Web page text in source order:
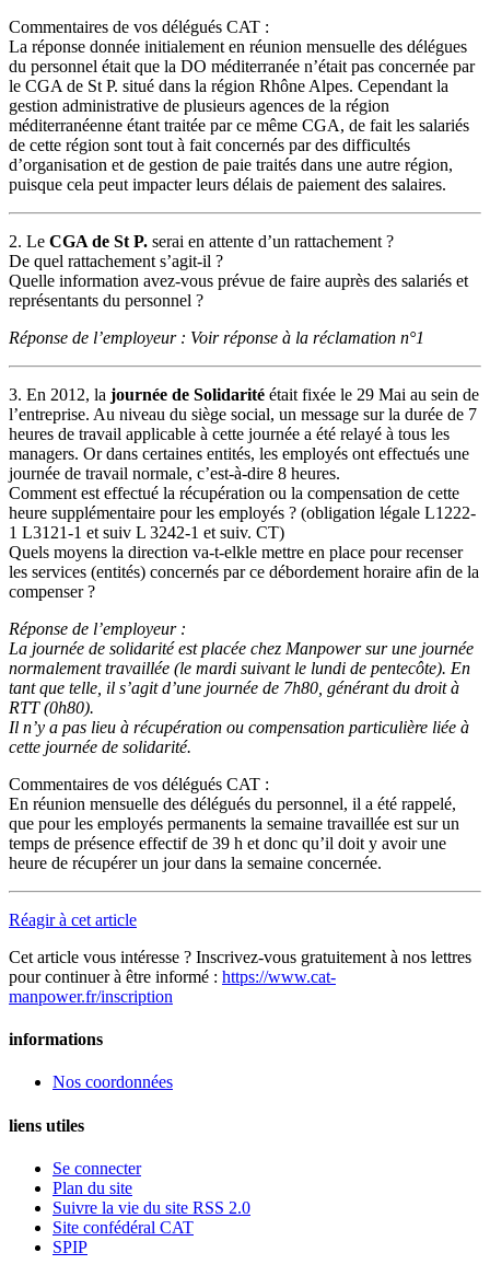
Commentaires de vos délégués CAT :
La réponse donnée initialement en réunion mensuelle des délégues
du personnel était que la DO méditerranée n’était pas concernée par
le CGA de St P. situé dans la région Rhône Alpes. Cependant la
gestion administrative de plusieurs agences de la région
méditerranéenne étant traitée par ce même CGA, de fait les salariés
de cette région sont tout à fait concernés par des difficultés
d’organisation et de gestion de paie traités dans une autre région,
puisque cela peut impacter leurs délais de paiement des salaires.
2. Le CGA de St P. serai en attente d’un rattachement ?
De quel rattachement s’agit-il ?
Quelle information avez-vous prévue de faire auprès des salariés et
représentants du personnel ?
Réponse de l’employeur : Voir réponse à la réclamation n°1
3. En 2012, la journée de Solidarité était fixée le 29 Mai au sein de
l’entreprise. Au niveau du siège social, un message sur la durée de 7
heures de travail applicable à cette journée a été relayé à tous les
managers. Or dans certaines entités, les employés ont effectués une
journée de travail normale, c’est-à-dire 8 heures.
Comment est effectué la récupération ou la compensation de cette
heure supplémentaire pour les employés ? (obligation légale L1222-
1 L3121-1 et suiv L 3242-1 et suiv. CT)
Quels moyens la direction va-t-elkle mettre en place pour recenser
les services (entités) concernés par ce débordement horaire afin de la
compenser ?
Réponse de l’employeur :
La journée de solidarité est placée chez Manpower sur une journée
normalement travaillée (le mardi suivant le lundi de pentecôte). En
tant que telle, il s’agit d’une journée de 7h80, générant du droit à
RTT (0h80).
Il n’y a pas lieu à récupération ou compensation particulière liée à
cette journée de solidarité.
Commentaires de vos délégués CAT :
En réunion mensuelle des délégués du personnel, il a été rappelé,
que pour les employés permanents la semaine travaillée est sur un
temps de présence effectif de 39 h et donc qu’il doit y avoir une
heure de récupérer un jour dans la semaine concernée.
Réagir à cet article
Cet article vous intéresse ? Inscrivez-vous gratuitement à nos lettres
pour continuer à être informé : https://www.cat-
manpower.fr/inscription
informations
Nos coordonnées
liens utiles
Se connecter
Plan du site
Suivre la vie du site RSS 2.0
Site confédéral CAT
SPIP